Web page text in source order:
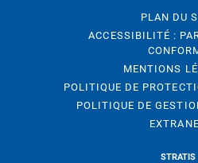
PLAN DU
ACCESSIBILITÉ :
MENTIONS
POLITIQUE DE
POLITIQUE DE
STRATIS